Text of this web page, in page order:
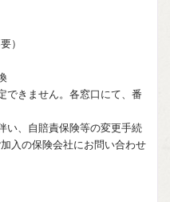
）
きません。各窓口にて、番
、自賠責保険等の変更手続
入の保険会社にお問い合わせ